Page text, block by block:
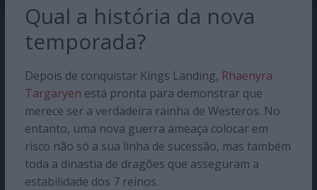
Qual a história da nova
temporada?
Depois de conquistar Kings Landing, Rhaenyra
Targaryen está pronta para demonstrar que
merece ser a verdadeira rainha de Westeros. No
entanto, uma nova guerra ameaça colocar em
risco não só a sua linha de sucessão, mas também
toda a dinastia de dragões que asseguram a
estabilidade dos 7 reinos.